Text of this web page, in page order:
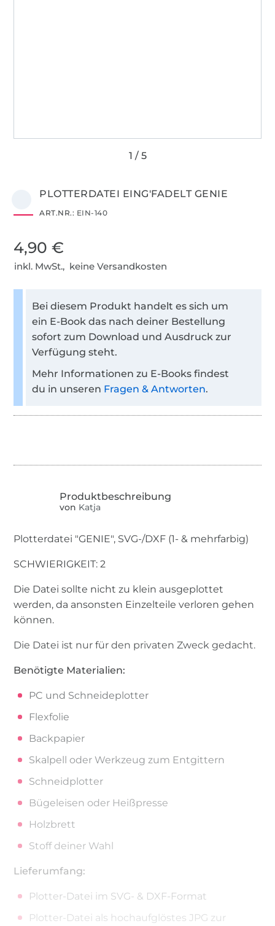
PLOTTERDATEI EING'FADELT GENIE
ART.NR.: EIN-140
4,90 €
inkl. MwSt., keine Versandkosten
Bei diesem Produkt handelt es sich um
ein E-Book das nach deiner Bestellung
sofort zum Download und Ausdruck zur
Verfügung steht.
Mehr Informationen zu E-Books findest
du in unseren Fragen & Antworten.
von Katja
Plotterdatei "GENIE", SVG-/DXF (1- & mehrfarbig)
SCHWIERIGKEIT: 2
Die Datei sollte nicht zu klein ausgeplottet
werden, da ansonsten Einzelteile verloren gehen
können.
Die Datei ist nur für den privaten Zweck gedacht.
Benötigte Materialien:
PC und Schneideplotter
Flexfolie
Backpapier
Skalpell oder Werkzeug zum Entgittern
Schneidplotter
Bügeleisen oder Heißpresse
Holzbrett
Stoff deiner Wahl
Lieferumfang:
Plotter-Datei im SVG- & DXF-Format
Plotter-Datei als hochaufglöstes JPG zur